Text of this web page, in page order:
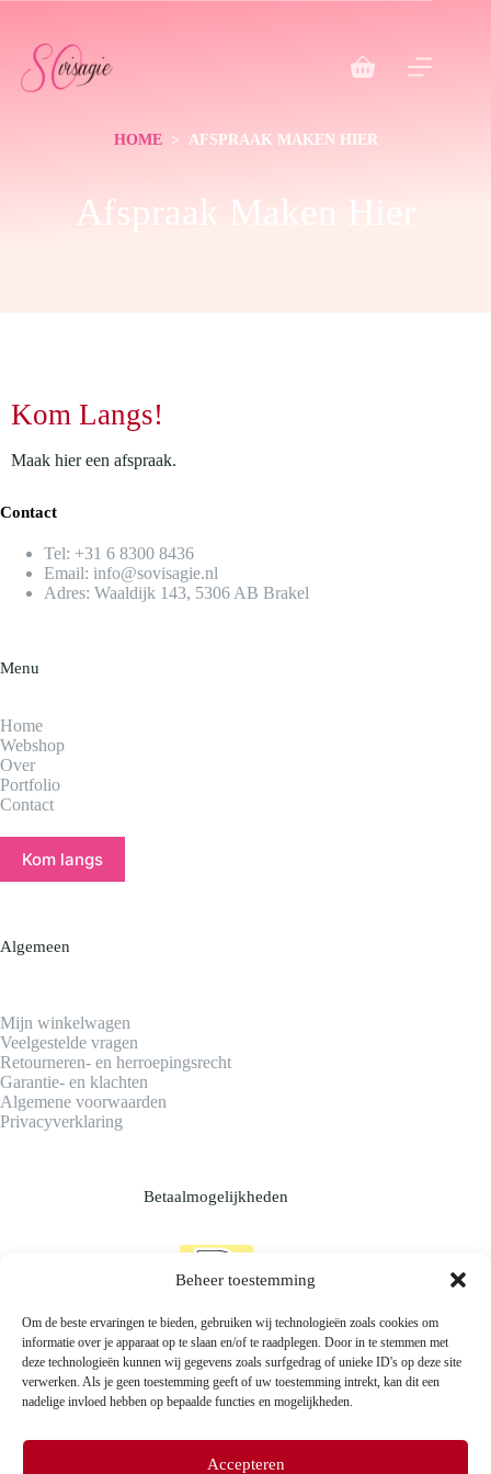
Beheer toestemming
Om de beste ervaringen te bieden, gebruiken wij technologieën zoals cookies om
informatie over je apparaat op te slaan en/of te raadplegen. Door in te stemmen met
deze technologieën kunnen wij gegevens zoals surfgedrag of unieke ID's op deze site
verwerken. Als je geen toestemming geeft of uw toestemming intrekt, kan dit een
nadelige invloed hebben op bepaalde functies en mogelijkheden.
Accepteren
HOME> AFSPRAAK MAKEN HIER
Afspraak Maken Hier
Kom Langs!
Maak hier een afspraak.
Contact
Tel: +31 6 8300 8436​
Email: info@sovisagie.nl
Adres: Waaldijk 143, 5306 AB Brakel
Menu
Home
Webshop
Over
Portfolio
Contact
Kom langs
Algemeen
Mijn winkelwagen
Veelgestelde vragen
Retourneren- en herroepingsrecht
Garantie- en klachten
Algemene voorwaarden
Privacyverklaring
Betaalmogelijkheden